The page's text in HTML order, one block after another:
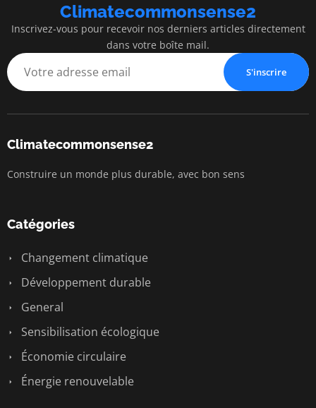
Climatecommonsense2
Inscrivez-vous pour recevoir nos derniers articles directement
dans votre boîte mail.
S'inscrire
Climatecommonsense2
Construire un monde plus durable, avec bon sens
Catégories
Changement climatique
Développement durable
General
Sensibilisation écologique
Économie circulaire
Énergie renouvelable